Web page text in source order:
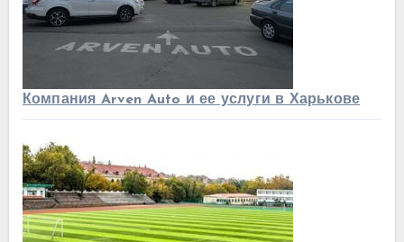
Компания Arven Auto и ее услуги в Харькове